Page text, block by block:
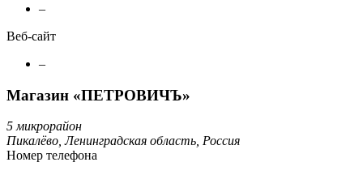
–
Веб-сайт
–
Магазин «ПЕТРОВИЧЪ»
5 микрорайон
Пикалёво,Ленинградская область, Россия
Номер телефона